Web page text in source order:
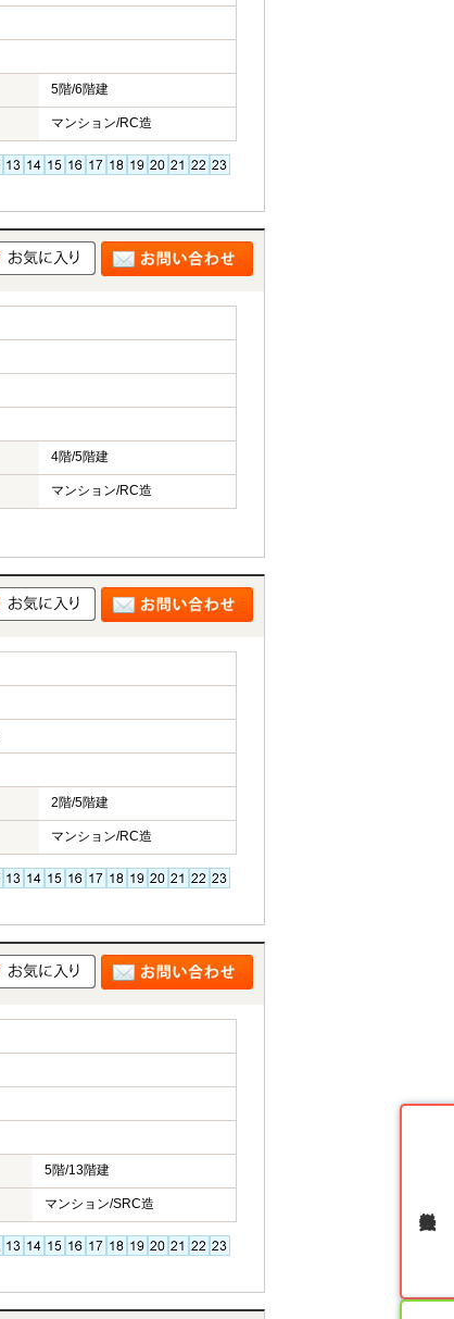
5階/6階建
マンション/RC造
4階/5階建
マンション/RC造
2階/5階建
マンション/RC造
5階/13階建
マンション/SRC造